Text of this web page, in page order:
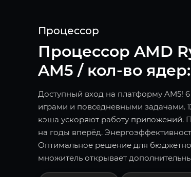
Процессор
Процессор AMD
AM5 / кол-во
Доступный вход на платформу AM5!
играми и повседневными задачами.
кэша ускоряют работу приложений.
на годы вперёд.
Оптимальное решение для
множитель открывает